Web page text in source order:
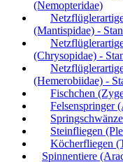
(Nemopteridae)
(Mantispidae) -
(Chrysopidae) -
(Hemerobiidae) -
Fischchen
Felsenspringer
Steinfliegen
Köcherfliegen
Spinnentiere